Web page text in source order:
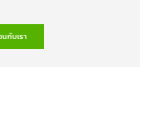
นกับเรา